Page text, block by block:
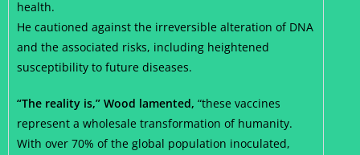
health.
He cautioned against the irreversible alteration of DNA
and the associated risks, including heightened
susceptibility to future diseases.
“The reality is,” Wood lamented, “these vaccines
represent a wholesale transformation of humanity.
With over 70% of the global population inoculated,